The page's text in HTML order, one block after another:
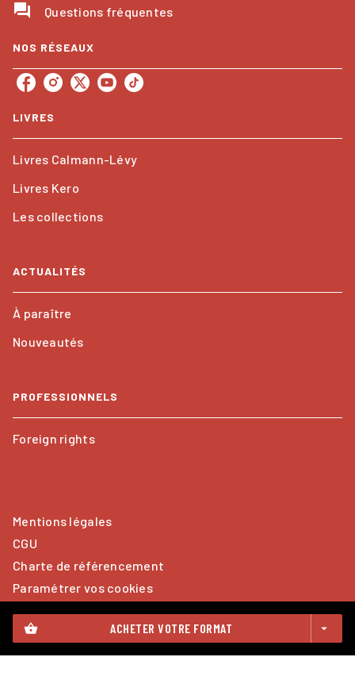
shopping_basket ACHETER VOTRE FORMAT arrow_drop_down
question_answer Questions fréquentes
NOS RÉSEAUX
LIVRES
Livres Calmann-Lévy
Livres Kero
Les collections
ACTUALITÉS
À paraître
Nouveautés
PROFESSIONNELS
Foreign rights
Mentions légales
CGU
Charte de référencement
Paramétrer vos cookies